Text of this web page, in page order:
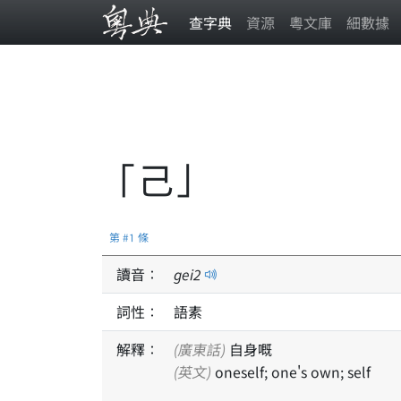
查字典 資源 粵文庫 細數據
「己」
第 #1 條
讀音： gei2
詞性：
語素
解釋：
(廣東話) 自身嘅
(英文) oneself; one's own; self